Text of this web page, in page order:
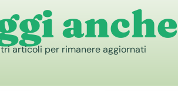
anche
articoli per rimanere aggiornati